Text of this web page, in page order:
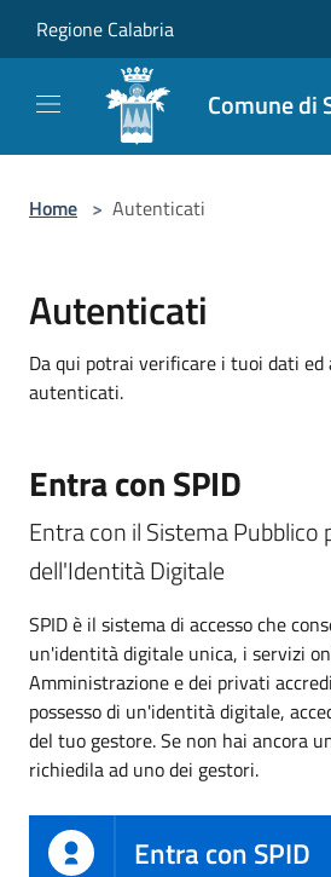
Regione Calabria
Comune di
Home > Autenticati
Autenticati
Da qui potrai verificare i tuoi dati ed
autenticati.
Entra con SPID
Entra con il Sistema Pubblico
dell'Identità Digitale
SPID è il sistema di accesso che
un'identità digitale unica, i servizi
Amministrazione e dei privati
possesso di un'identità digitale,
del tuo gestore. Se non hai ancora
richiedila ad uno dei gestori.
Entra con SPID